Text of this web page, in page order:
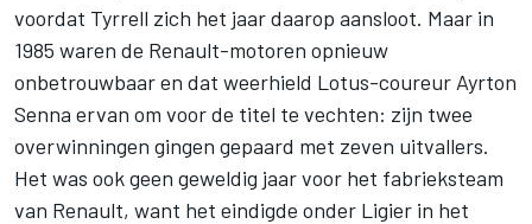
voordat Tyrrell zich het jaar daarop aansloot. Maar in
1985 waren de Renault-motoren opnieuw
onbetrouwbaar en dat weerhield Lotus-coureur Ayrton
Senna ervan om voor de titel te vechten: zijn twee
overwinningen gingen gepaard met zeven uitvallers.
Het was ook geen geweldig jaar voor het fabrieksteam
van Renault, want het eindigde onder Ligier in het